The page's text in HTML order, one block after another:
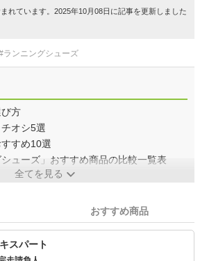
れています。2025年10月08日に記事を更新しました
ランニングシューズ
方
オシ5選
すめ10選
シューズ」おすすめ商品の比較一覧表
全てを見る
おすすめ商品
スパート